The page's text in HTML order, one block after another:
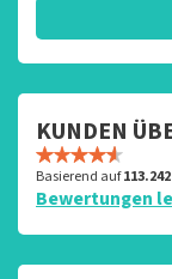
KUNDEN
Basierend auf113.242
Bewertungen